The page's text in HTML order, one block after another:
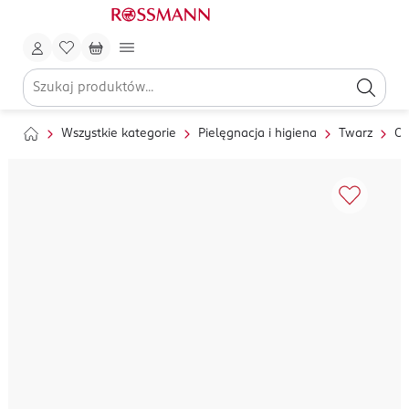
Wszystkie kategorie Pielęgnacja i higiena Twarz